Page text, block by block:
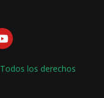
Y
o
u
t
u
Todos los derechos